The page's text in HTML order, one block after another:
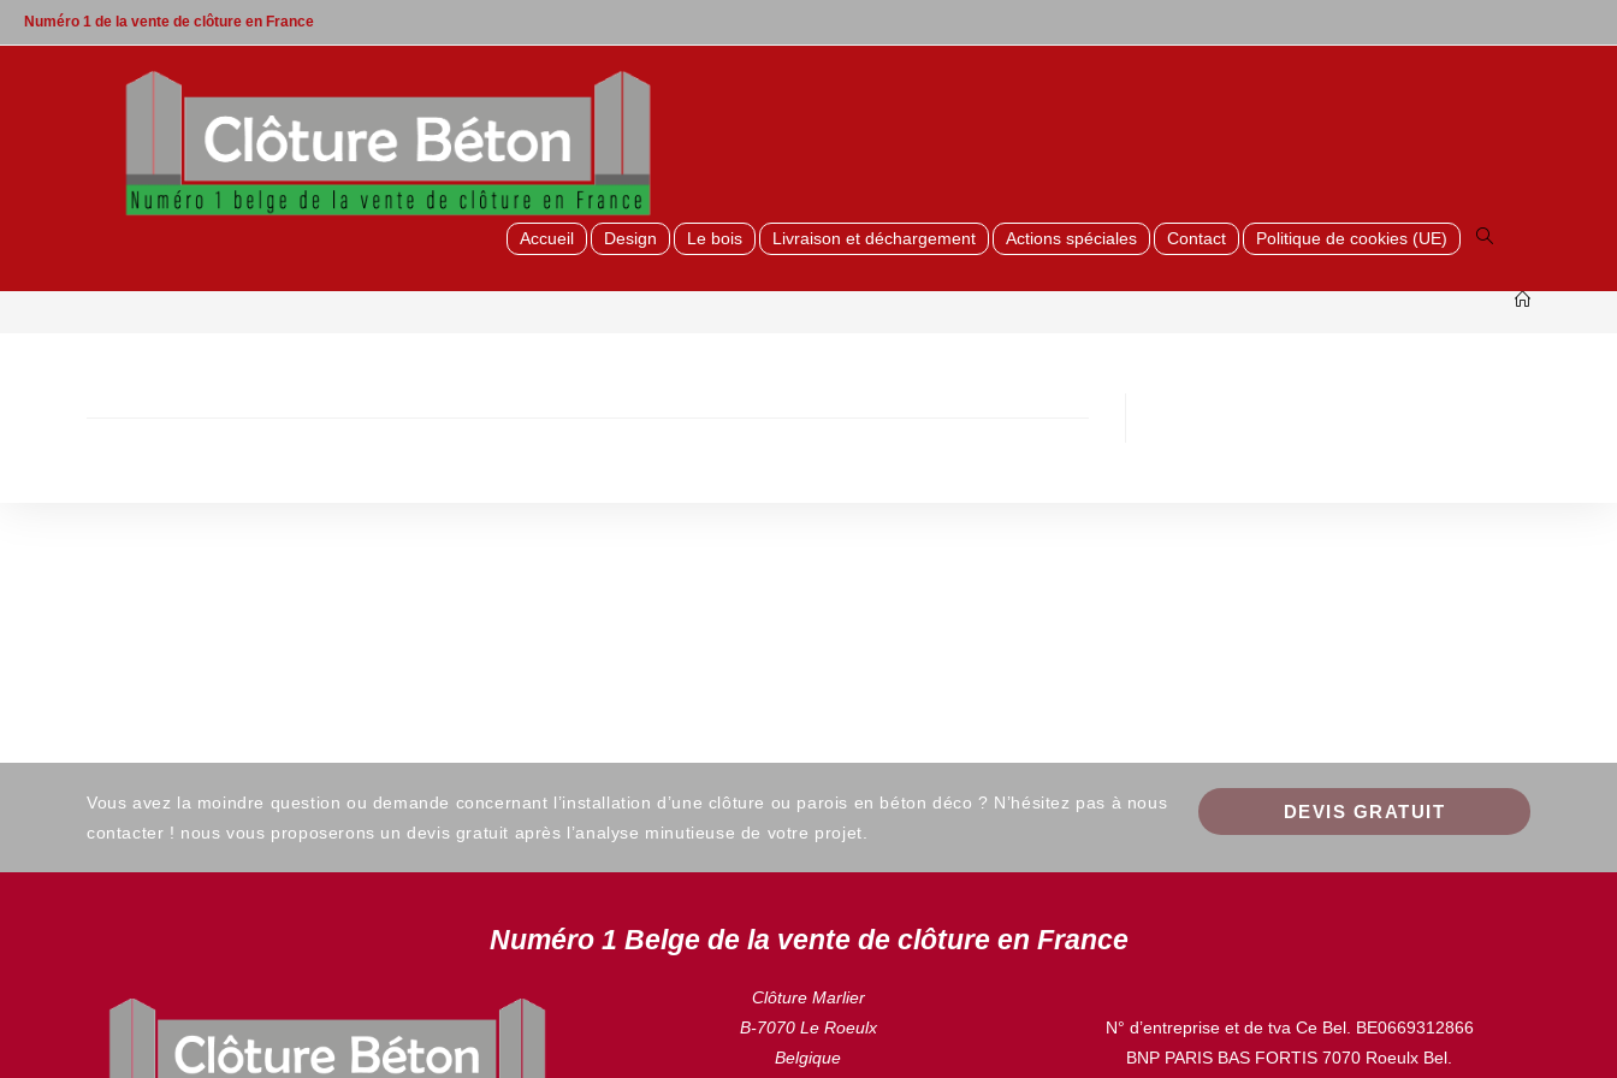
Skip
to
Numéro 1 de la vente de clôture en France
Accueil Design Le bois Livraison et déchargement Actions spéciales Contact Politique de cookies (UE)
Toggle
website
search
Vous avez la moindre question ou demande concernant l’installation d’une clôture ou parois en béton déco ? N’hésitez pas à nous
contacter ! nous vous proposerons un devis gratuit après l’analyse minutieuse de votre projet.
DEVIS GRATUIT
Numéro 1 Belge de la vente de clôture en France
Clôture Marlier
B-7070 Le Roeulx
Belgique
N° d’entreprise et de tva Ce Bel. BE0669312866
BNP PARIS BAS FORTIS 7070 Roeulx Bel.